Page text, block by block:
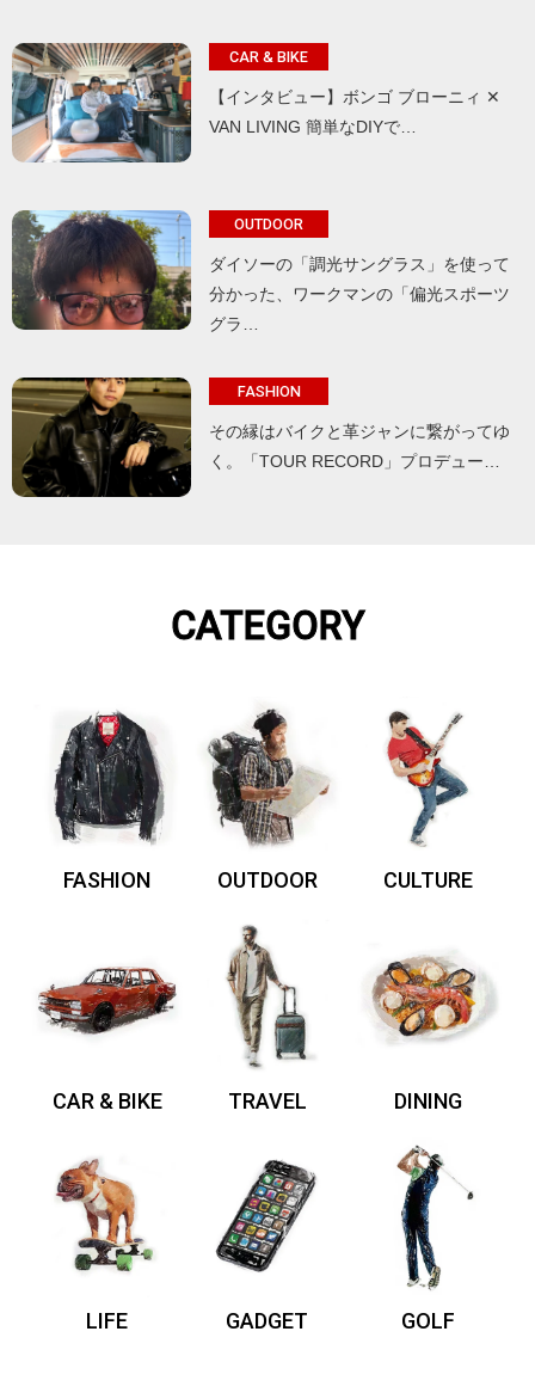
CAR & BIKE
【インタビュー】ボンゴ ブローニィ ✕
VAN LIVING 簡単なDIYで…
OUTDOOR
ダイソーの「調光サングラス」を使って
分かった、ワークマンの「偏光スポーツ
グラ…
FASHION
その縁はバイクと革ジャンに繋がってゆ
く。「TOUR RECORD」プロデュー…
CATEGORY
FASHION OUTDOOR CULTURE
CAR & BIKE TRAVEL DINING
LIFE GADGET GOLF